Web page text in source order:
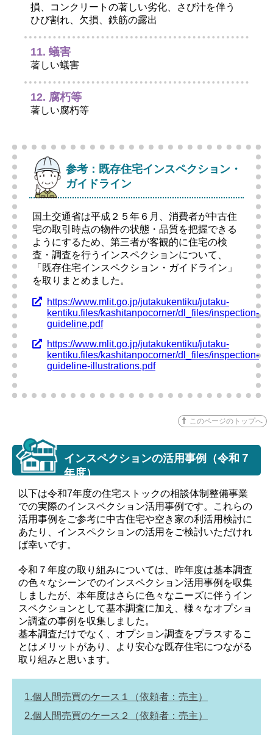
損、コンクリートの著しい劣化、さび汁を伴う
ひび割れ、欠損、鉄筋の露出
蟻害
著しい蟻害
腐朽等
著しい腐朽等
参考：既存住宅インスペクション・
ガイドライン
国土交通省は平成２５年６月、消費者が中古住
宅の取引時点の物件の状態・品質を把握できる
ようにするため、第三者が客観的に住宅の検
査・調査を行うインスペクションについて、
「既存住宅インスペクション・ガイドライン」
を取りまとめました。
https://www.mlit.go.jp/jutakukentiku/jutaku-
kentiku.files/kashitanpocorner/dl_files/inspection-
guideline.pdf
https://www.mlit.go.jp/jutakukentiku/jutaku-
kentiku.files/kashitanpocorner/dl_files/inspection-
guideline-illustrations.pdf
このページのトップへ
インスペクションの活用事例（令和７
年度）
以下は令和7年度の住宅ストックの相談体制整備事業
での実際のインスペクション活用事例です。これらの
活用事例をご参考に中古住宅や空き家の利活用検討に
あたり、インスペクションの活用をご検討いただけれ
ば幸いです。
令和７年度の取り組みについては、昨年度は基本調査
の色々なシーンでのインスペクション活用事例を収集
しましたが、本年度はさらに色々なニーズに伴うイン
スペクションとして基本調査に加え、様々なオプショ
ン調査の事例を収集しました。
基本調査だけでなく、オプション調査をプラスするこ
とはメリットがあり、より安心な既存住宅につながる
取り組みと思います。
1.個人間売買のケース１（依頼者：売主）
2.個人間売買のケース２（依頼者：売主）